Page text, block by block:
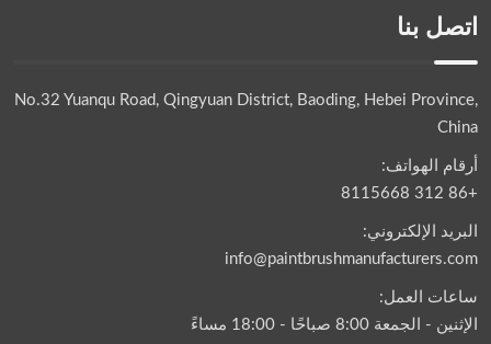
اتصل بنا
No.32 Yuanqu Road, Qingyuan District, Baoding, Hebei Province,
China
أرقام الهواتف:
+86 312 8115668
البريد الإلكتروني:
info@paintbrushmanufacturers.com
ساعات العمل:
الإثنين - الجمعة 8:00 صباحًا - 18:00 مساءً